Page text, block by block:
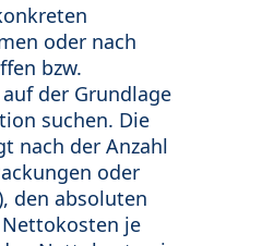
oder nach
bzw.
der Grundlage
suchen. Die
nach der Anzahl
oder
den absoluten
je